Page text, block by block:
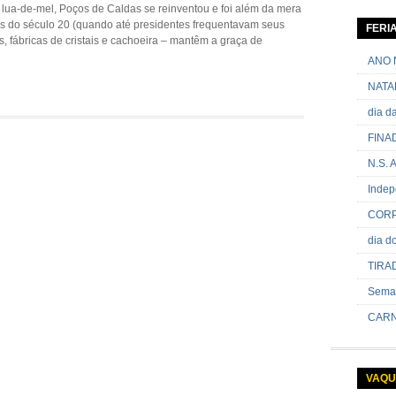
de-mel, Poços de Caldas se reinventou e foi além da mera
do século 20 (quando até presidentes frequentavam seus
fábricas de cristais e cachoeira – mantêm a graça de
onde
ANO
NATAL
dia
N.S.
dia